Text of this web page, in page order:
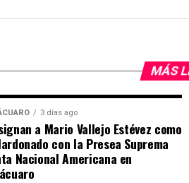
MÁS
3 días ago
a Mario Vallejo Estévez como
con la Presea Suprema
Nacional Americana en